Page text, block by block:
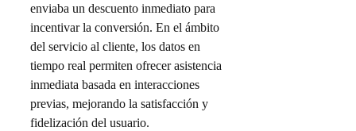
enviaba un descuento inmediato para
incentivar la conversión. En el ámbito
del servicio al cliente, los datos en
tiempo real permiten ofrecer asistencia
inmediata basada en interacciones
previas, mejorando la satisfacción y
fidelización del usuario.